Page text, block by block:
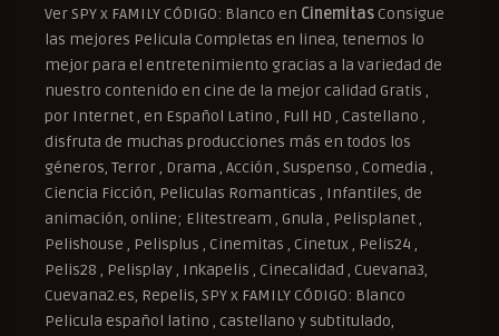
Ver SPY x FAMILY CÓDIGO: Blanco en Cinemitas Consigue
las mejores Pelicula Completas en linea, tenemos lo
mejor para el entretenimiento gracias a la variedad de
nuestro contenido en cine de la mejor calidad Gratis ,
por Internet , en Español Latino , Full HD , Castellano ,
disfruta de muchas producciones más en todos los
géneros, Terror , Drama , Acción , Suspenso , Comedia ,
Ciencia Ficción, Peliculas Romanticas , Infantiles, de
animación, online; Elitestream , Gnula , Pelisplanet ,
Pelishouse , Pelisplus , Cinemitas , Cinetux , Pelis24 ,
Pelis28 , Pelisplay , Inkapelis , Cinecalidad , Cuevana3,
Cuevana2.es, Repelis, SPY x FAMILY CÓDIGO: Blanco
Pelicula español latino , castellano y subtitulado,